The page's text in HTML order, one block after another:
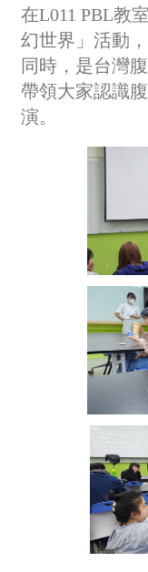
在L011 PBL教
幻世界」活動
同時，是台灣
帶領大家認識
演。